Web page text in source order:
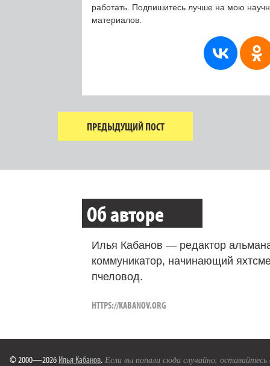
работать. Подпишитесь лучше на мою
материалов.
ПРЕДЫДУЩИЙ ПОСТ
Об авторе
Илья Кабанов — редактор
коммуникатор, начинающий
пчеловод.
HTTPS://KABANOV.ORG
© 2000—2026 Илья Кабанов. Если вы попали сюда случайно,